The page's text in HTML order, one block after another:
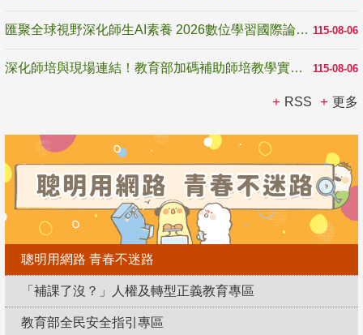
115-08-06
匯聚全球視野深化師生AI素養 2026數位學習國際論壇高雄登場
115-08-06
深化師培與現場連結！教育部加碼補助師培教學實踐研究 10月師培國際研討會交流教學實踐經驗
RSS 更多
聰明用網路 青春不迷路
「補課了沒？」人權及轉型正義教育專區
教育部全民安全指引專區